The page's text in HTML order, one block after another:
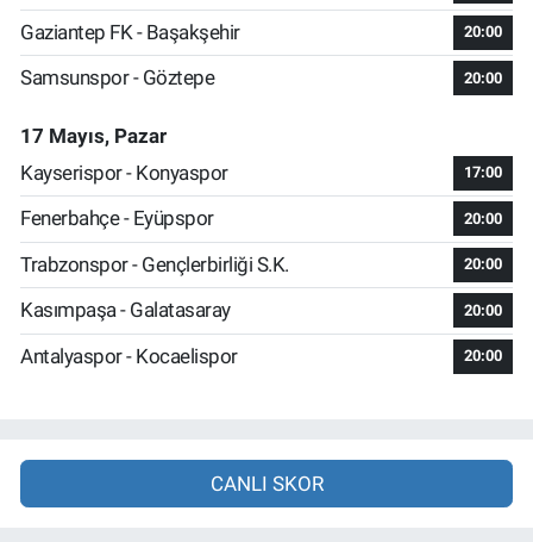
Gaziantep FK - Başakşehir 20:00
Samsunspor - Göztepe 20:00
17 Mayıs, Pazar
Kayserispor - Konyaspor
17:00
Fenerbahçe - Eyüpspor 20:00
Trabzonspor - Gençlerbirliği S.K. 20:00
Kasımpaşa - Galatasaray 20:00
Antalyaspor - Kocaelispor 20:00
CANLI SKOR